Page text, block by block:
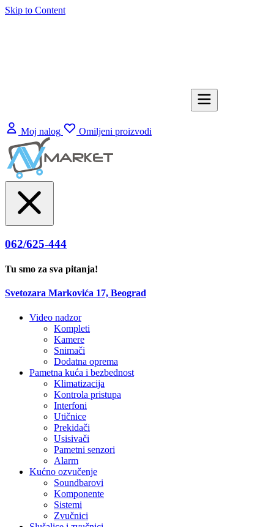
Skip to Content
Moj nalog Omiljeni proizvodi
062/625-444
Tu smo za sva pitanja!
Svetozara Markovića 17, Beograd
Video nadzor
Kompleti
Kamere
Snimači
Dodatna oprema
Pametna kuća i bezbednost
Klimatizacija
Kontrola pristupa
Interfoni
Utičnice
Prekidači
Usisivači
Pametni senzori
Alarm
Kućno ozvučenje
Soundbarovi
Komponente
Sistemi
Zvučnici